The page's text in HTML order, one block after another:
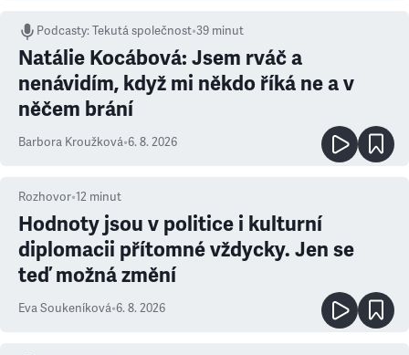
Podcasty:Tekutá společnost•39 minut
Natálie Kocábová: Jsem rváč a
nenávidím, když mi někdo říká ne a v
něčem brání
Barbora Kroužková•6. 8. 2026
Rozhovor•12 minut
Hodnoty jsou v politice i kulturní
diplomacii přítomné vždycky. Jen se
teď možná změní
Eva Soukeníková•6. 8. 2026